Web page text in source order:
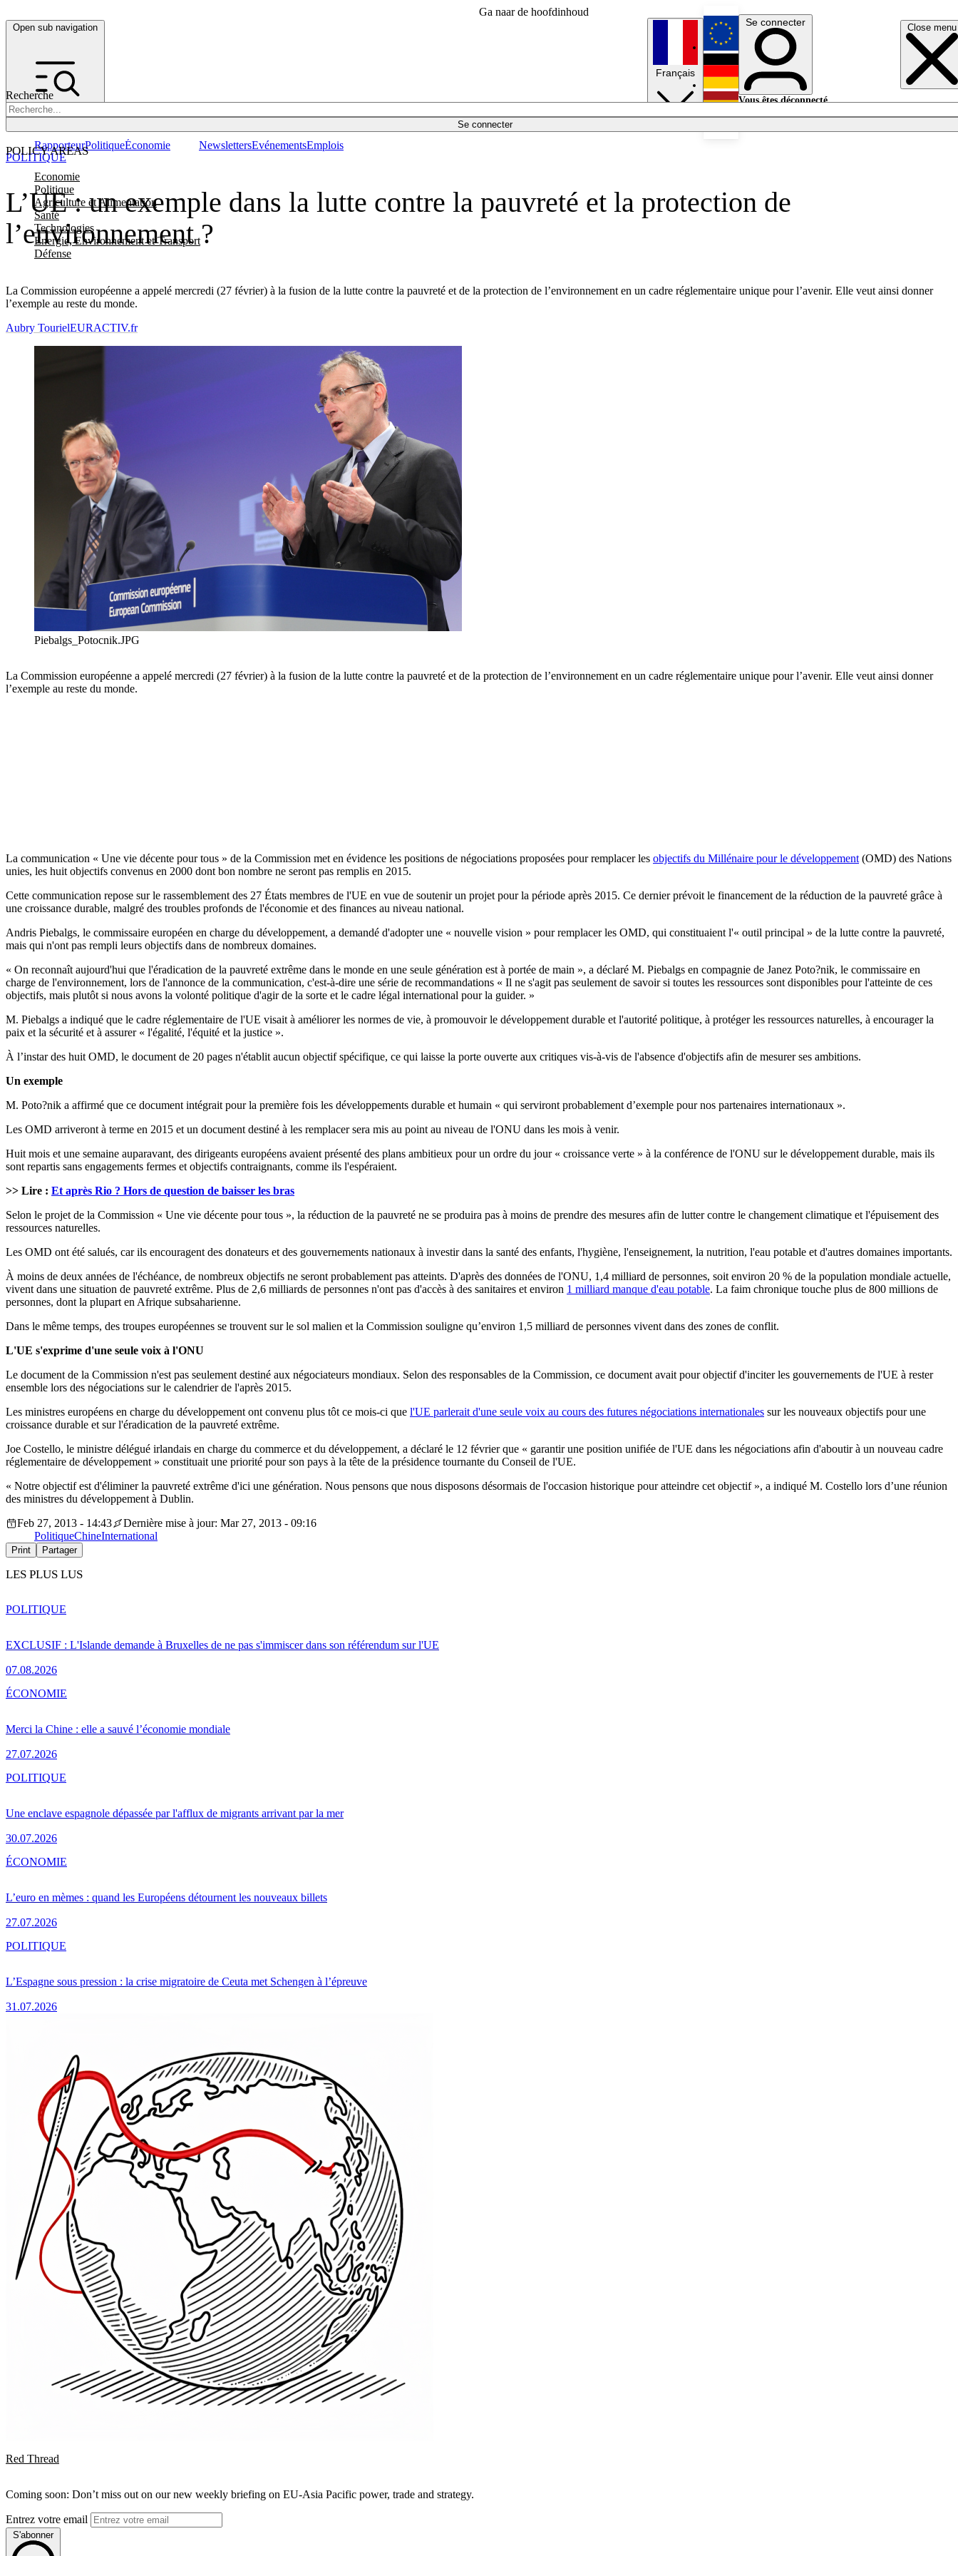
Ga naar de hoofdinhoud
Open sub navigation Close menu
Recherche
Se connecter
POLICY AREAS
Economie
Politique
Agriculture et Alimentation
Santé
Technologies
Energie, Environnement et Transport
Défense
RapporteurPolitiqueÉconomie NewslettersEvénementsEmplois
Français
English
Deutsch
Se connecter
Vous êtes déconnecté.
L’UE : un exemple dans la lutte contre la pauvreté et la protection de
l’environnement ?
La Commission européenne a appelé mercredi (27 février) à la fusion de la lutte contre la pauvreté et de la protection de l’environnement en un cadre réglementaire unique pour l’avenir. Elle veut ainsi donner
l’exemple au reste du monde.
POLITIQUE
Aubry TourielEURACTIV.fr
Piebalgs_Potocnik.JPG
La Commission européenne a appelé mercredi (27 février) à la fusion de la lutte contre la pauvreté et de la protection de l’environnement en un cadre réglementaire unique pour l’avenir. Elle veut ainsi donner
l’exemple au reste du monde.
La communication « Une vie décente pour tous » de la Commission met en évidence les positions de négociations proposées pour remplacer les objectifs du Millénaire pour le développement (OMD) des Nations
unies, les huit objectifs convenus en 2000 dont bon nombre ne seront pas remplis en 2015.
Cette communication repose sur le rassemblement des 27 États membres de l'UE en vue de soutenir un projet pour la période après 2015. Ce dernier prévoit le financement de la réduction de la pauvreté grâce à
une croissance durable, malgré des troubles profonds de l'économie et des finances au niveau national.
Andris Piebalgs, le commissaire européen en charge du développement, a demandé d'adopter une « nouvelle vision » pour remplacer les OMD, qui constituaient l'« outil principal » de la lutte contre la pauvreté,
mais qui n'ont pas rempli leurs objectifs dans de nombreux domaines.
« On reconnaît aujourd'hui que l'éradication de la pauvreté extrême dans le monde en une seule génération est à portée de main », a déclaré M. Piebalgs en compagnie de Janez Poto?nik, le commissaire en
charge de l'environnement, lors de l'annonce de la communication, c'est-à-dire une série de recommandations « Il ne s'agit pas seulement de savoir si toutes les ressources sont disponibles pour l'atteinte de ces
objectifs, mais plutôt si nous avons la volonté politique d'agir de la sorte et le cadre légal international pour la guider. »
M. Piebalgs a indiqué que le cadre réglementaire de l'UE visait à améliorer les normes de vie, à promouvoir le développement durable et l'autorité politique, à protéger les ressources naturelles, à encourager la
paix et la sécurité et à assurer « l'égalité, l'équité et la justice ».
À l’instar des huit OMD, le document de 20 pages n'établit aucun objectif spécifique, ce qui laisse la porte ouverte aux critiques vis-à-vis de l'absence d'objectifs afin de mesurer ses ambitions.
Un exemple
M. Poto?nik a affirmé que ce document intégrait pour la première fois les développements durable et humain « qui serviront probablement d’exemple pour nos partenaires internationaux ».
Les OMD arriveront à terme en 2015 et un document destiné à les remplacer sera mis au point au niveau de l'ONU dans les mois à venir.
Huit mois et une semaine auparavant, des dirigeants européens avaient présenté des plans ambitieux pour un ordre du jour « croissance verte » à la conférence de l'ONU sur le développement durable, mais ils
sont repartis sans engagements fermes et objectifs contraignants, comme ils l'espéraient.
>> Lire : Et après Rio ? Hors de question de baisser les bras
Selon le projet de la Commission « Une vie décente pour tous », la réduction de la pauvreté ne se produira pas à moins de prendre des mesures afin de lutter contre le changement climatique et l'épuisement des
ressources naturelles.
Les OMD ont été salués, car ils encouragent des donateurs et des gouvernements nationaux à investir dans la santé des enfants, l'hygiène, l'enseignement, la nutrition, l'eau potable et d'autres domaines importants.
À moins de deux années de l'échéance, de nombreux objectifs ne seront probablement pas atteints. D'après des données de l'ONU, 1,4 milliard de personnes, soit environ 20 % de la population mondiale actuelle,
vivent dans une situation de pauvreté extrême. Plus de 2,6 milliards de personnes n'ont pas d'accès à des sanitaires et environ 1 milliard manque d'eau potable. La faim chronique touche plus de 800 millions de
personnes, dont la plupart en Afrique subsaharienne.
Dans le même temps, des troupes européennes se trouvent sur le sol malien et la Commission souligne qu’environ 1,5 milliard de personnes vivent dans des zones de conflit.
L'UE s'exprime d'une seule voix à l'ONU
Le document de la Commission n'est pas seulement destiné aux négociateurs mondiaux. Selon des responsables de la Commission, ce document avait pour objectif d'inciter les gouvernements de l'UE à rester
ensemble lors des négociations sur le calendrier de l'après 2015.
Les ministres européens en charge du développement ont convenu plus tôt ce mois-ci que l'UE parlerait d'une seule voix au cours des futures négociations internationales sur les nouveaux objectifs pour une
croissance durable et sur l'éradication de la pauvreté extrême.
Joe Costello, le ministre délégué irlandais en charge du commerce et du développement, a déclaré le 12 février que « garantir une position unifiée de l'UE dans les négociations afin d'aboutir à un nouveau cadre
réglementaire de développement » constituait une priorité pour son pays à la tête de la présidence tournante du Conseil de l'UE.
« Notre objectif est d'éliminer la pauvreté extrême d'ici une génération. Nous pensons que nous disposons désormais de l'occasion historique pour atteindre cet objectif », a indiqué M. Costello lors d’une réunion
des ministres du développement à Dublin.
Feb 27, 2013 - 14:43
Dernière mise à jour: Mar 27, 2013 - 09:16
PolitiqueChineInternational
Print Partager
LES PLUS LUS
EXCLUSIF : L'Islande demande à Bruxelles de ne pas s'immiscer dans son référendum sur l'UE
07.08.2026
POLITIQUE
Merci la Chine : elle a sauvé l’économie mondiale
27.07.2026
ÉCONOMIE
Une enclave espagnole dépassée par l'afflux de migrants arrivant par la mer
30.07.2026
POLITIQUE
L’euro en mèmes : quand les Européens détournent les nouveaux billets
27.07.2026
ÉCONOMIE
L’Espagne sous pression : la crise migratoire de Ceuta met Schengen à l’épreuve
31.07.2026
POLITIQUE
Red Thread
Coming soon: Don’t miss out on our new weekly briefing on EU-Asia Pacific power, trade and strategy.
Entrez votre email
S'abonner